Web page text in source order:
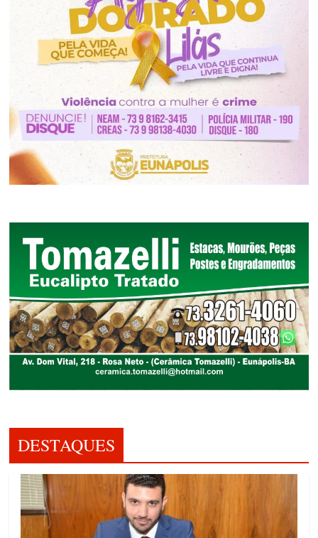
DESTAQUES